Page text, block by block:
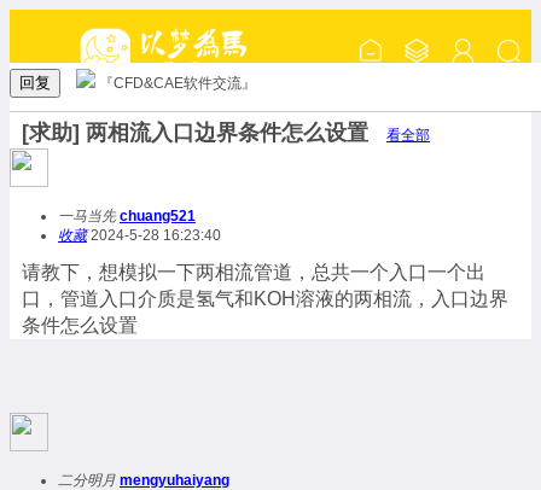
回复 『CFD&CAE软件交流』
[求助] 两相流入口边界条件怎么设置 看全部
一马当先 chuang521
收藏2024-5-28 16:23:40
请教下，想模拟一下两相流管道，总共一个入口一个出
口，管道入口介质是氢气和KOH溶液的两相流，入口边界
条件怎么设置
二分明月 mengyuhaiyang